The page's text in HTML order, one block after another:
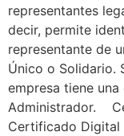
representantes
decir, permite
representante de
Único o Solidario.
empresa tiene
Administrador.
Certificado Digital